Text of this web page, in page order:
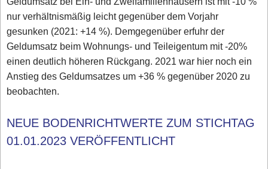
nur verhältnismäßig leicht gegenüber dem Vorjahr
gesunken (2021: +14 %). Demgegenüber erfuhr der
Geldumsatz beim Wohnungs- und Teileigentum mit -20%
einen deutlich höheren Rückgang. 2021 war hier noch ein
Anstieg des Geldumsatzes um +36 % gegenüber 2020 zu
beobachten.
NEUE BODENRICHTWERTE ZUM STICHTAG
01.01.2023 VERÖFFENTLICHT